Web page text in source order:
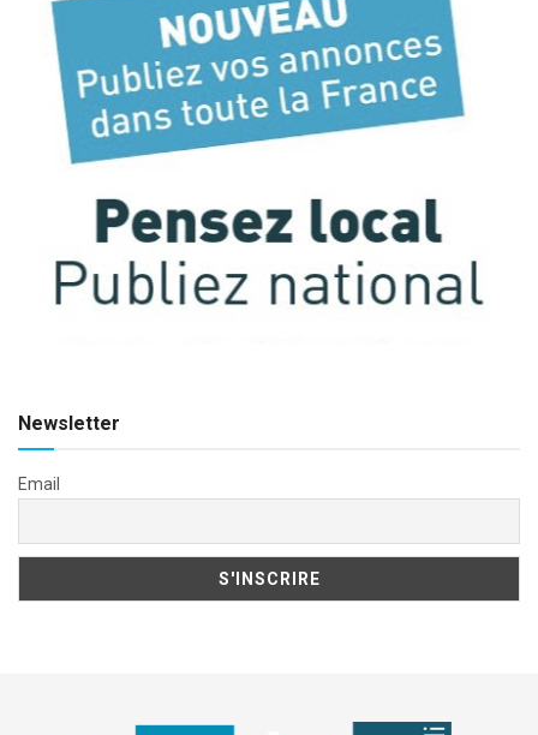
Newsletter
Email